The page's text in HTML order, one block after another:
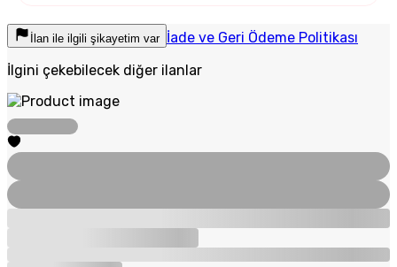
İlan ile ilgili şikayetim var İade ve Geri Ödeme Politikası
İlgini çekebilecek diğer ilanlar